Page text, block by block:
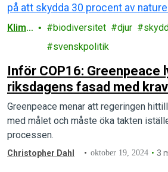
Klima
biodiversitet djur
svenskpolitik
Inför COP16: Greenpeace
riksdagens fasad med
30 procent av naturen
Greenpeace menar att regeringen
med målet och måste öka takten
processen.
Christopher Dahl oktober 19, 2024 3